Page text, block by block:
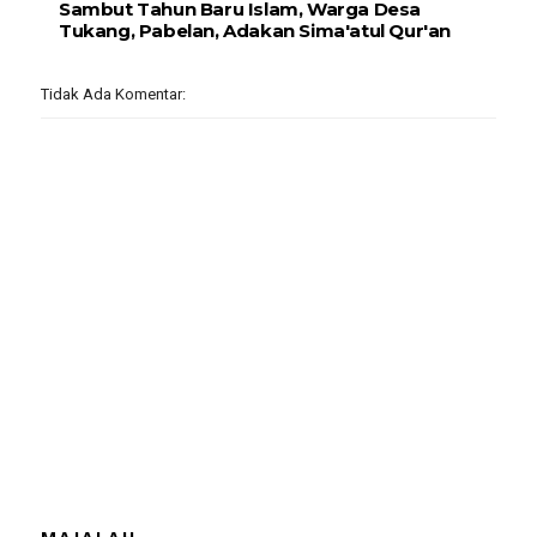
Sambut Tahun Baru Islam, Warga Desa
Tukang, Pabelan, Adakan Sima'atul Qur'an
Tidak Ada Komentar: